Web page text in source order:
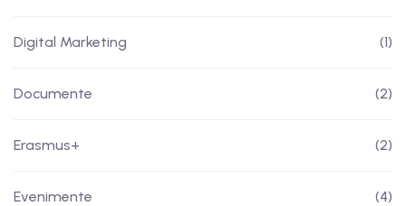
Digital Marketing (1)
Documente (2)
Erasmus+ (2)
Evenimente (4)